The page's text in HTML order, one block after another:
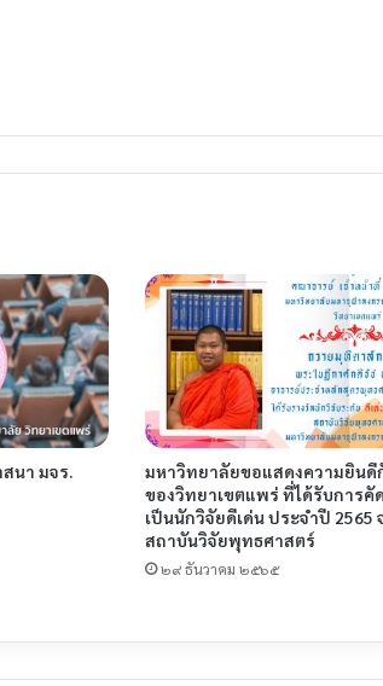
นา มจร.
มหาวิทยาลัยขอแสดงความยินดี
ของวิทยาเขตแพร่ ที่ได้รับการคั
เป็นนักวิจัยดีเด่น ประจำปี 2565
สถาบันวิจัยพุทธศาสตร์
๒๙ ธันวาคม ๒๕๖๕